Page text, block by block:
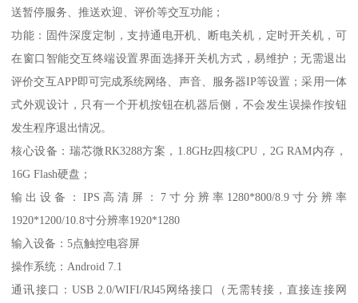
送暂停服务、推送欢迎、评价等交互功能；
功能：固件深度定制，支持通电开机、断电关机，定时开关机，可
在窗口智能交互终端设置界面选择开关机方式，易维护；无需退出
评价交互APP即可完成系统网络、声音、服务器IP等设置；采用一体
式外观设计，只有一个开机按钮在机器后侧，不会发生误操作按钮
发生程序退出情况。
核心设备：瑞芯微RK3288方案，1.8GHz四核CPU，2G RAM内存，
16G Flash硬盘；
输出设备：IPS高清屏：7寸分辨率1280*800/8.9寸分辨率
1920*1200/10.8寸分辨率1920*1280
输入设备：5点触控电容屏
操作系统：Android 7.1
通讯接口：USB 2.0/WIFI/RJ45网络接口（无需转接，直接连接网